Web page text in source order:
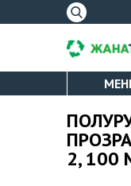
Форма
поиска
2, 100